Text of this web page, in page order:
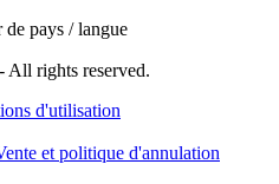
de pays / langue
- All rights reserved.
d'utilisation
et politique d'annulation